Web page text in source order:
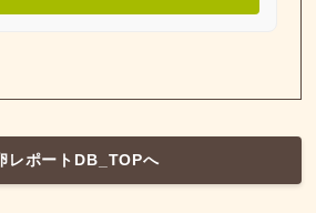
レポートDB_TOPへ